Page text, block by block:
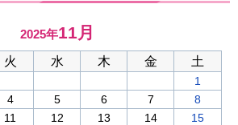
2025年11月
火 水 木 金 土
1
4 5 6 7
8
11 12 13 14
15